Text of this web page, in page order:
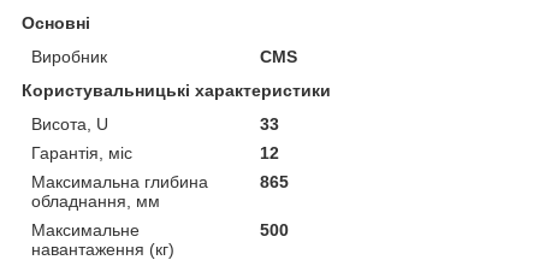
Основні
Виробник
CMS
Користувальницькі характеристики
Висота, U
33
Гарантія, міс
12
Максимальна глибина
обладнання, мм
865
Максимальне
навантаження (кг)
500